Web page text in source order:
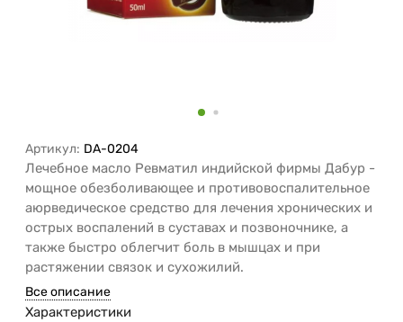
Артикул: DA-0204
Лечебное масло Ревматил индийской фирмы Дабур -
мощное обезболивающее и противовоспалительное
аюрведическое средство для лечения хронических и
острых воспалений в суставах и позвоночнике, а
также быстро облегчит боль в мышцах и при
растяжении связок и сухожилий.
Все описание
Характеристики